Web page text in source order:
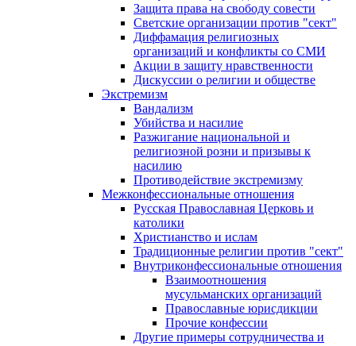
Защита права на свободу совести
Светские организации против "сект"
Диффамация религиозных
организаций и конфликты со СМИ
Акции в защиту нравственности
Дискуссии о религии и обществе
Экстремизм
Вандализм
Убийства и насилие
Разжигание национальной и
религиозной розни и призывы к
насилию
Противодействие экстремизму
Межконфессиональные отношения
Русская Православная Церковь и
католики
Христианство и ислам
Традиционные религии против "сект"
Внутриконфессиональные отношения
Взаимоотношения
мусульманских организаций
Православные юрисдикции
Прочие конфессии
Другие примеры сотрудничества и